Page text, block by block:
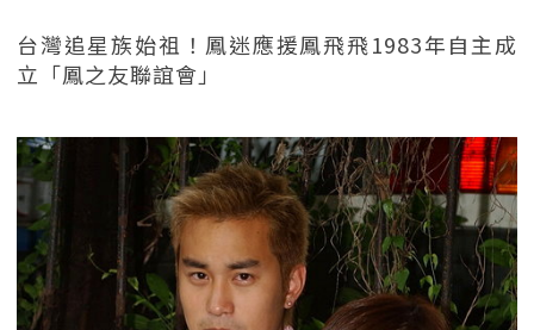
台灣追星族始祖！鳳迷應援鳳飛飛1983年自主成
立「鳳之友聯誼會」